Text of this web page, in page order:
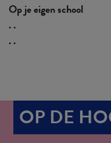
Op je eigen school
. .
. .
OP DE